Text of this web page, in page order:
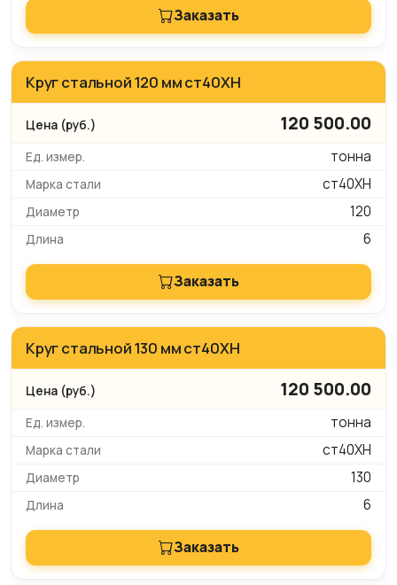
Заказать
Круг стальной 120 мм ст40ХН
120 500.00
тонна
ст40ХН
120
6
Заказать
Круг стальной 130 мм ст40ХН
120 500.00
тонна
ст40ХН
130
6
Заказать